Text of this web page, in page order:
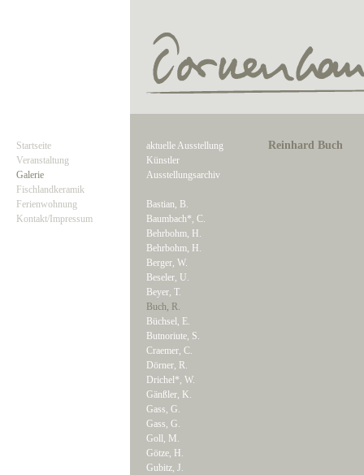
Startseite
Veranstaltung
Galerie
Fischlandkeramik
Ferienwohnung
Kontakt/Impressum
aktuelle Ausstellung
Künstler
Ausstellungsarchiv
Bastian, B.
Baumbach*, C.
Behrbohm, H.
Behrbohm, H.
Berger, W.
Beseler, U.
Beyer, T.
Buch, R.
Büchsel, E.
Butnoriute, S.
Craemer, C.
Dörner, R.
Drichel*, W.
Gänßler, K.
Gass, G.
Gass, G.
Goll, M.
Götze, H.
Gubitz, J.
Reinhard Buch